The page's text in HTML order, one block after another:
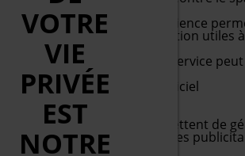
Mesure d'audience
Les services de mesure d'audience
des statistiques de fréquentation utiles
Google Analytics (gtag.js) Ce service
cookies.
En savoir plus - Voir le site officiel
Autoriser Interdire
Régies publicitaires
Les régies publicitaires permettent de
en commercialisant les espaces
Réseaux sociaux
VOTRE
VIE
PRIVÉE
EST
NOTRE